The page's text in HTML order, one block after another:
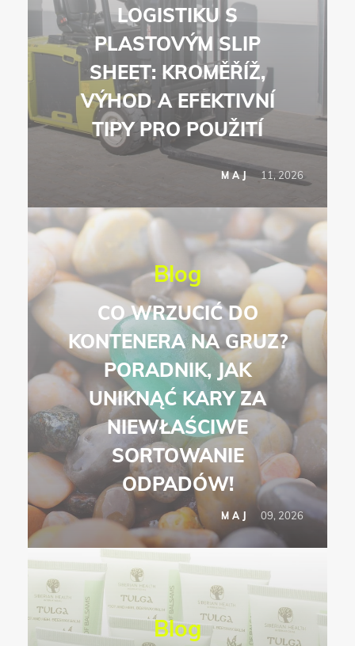
LOGISTIKU S
PLASTOVÝM SLIP
SHEET: KROMĚŘÍŽ,
VÝHOD A EFEKTIVNÍ
TIPY PRO POUŽITÍ
MAJ 11, 2026
Blog
CO WRZUCIĆ DO
KONTENERA NA GRUZ?
PORADNIK, JAK
UNIKNĄĆ KARY ZA
NIEWŁAŚCIWE
SORTOWANIE
ODPADÓW!
MAJ 09, 2026
Blog